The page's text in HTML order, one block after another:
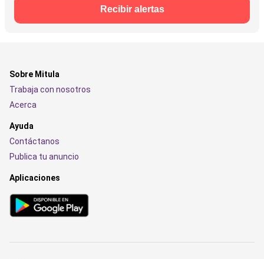
Recibir alertas
Sobre Mitula
Trabaja con nosotros
Acerca
Ayuda
Contáctanos
Publica tu anuncio
Aplicaciones